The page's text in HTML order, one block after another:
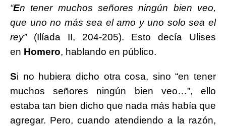
“En tener muchos señores ningún bien veo,
que uno no más sea el amo y uno solo sea el
rey”(Ilíada II, 204-205). Esto decía Ulises
en Homero, hablando en público.
Si no hubiera dicho otra cosa, sino “en tener
muchos señores ningún bien veo…”, ello
estaba tan bien dicho que nada más había que
agregar. Pero, cuando atendiendo a la razón,